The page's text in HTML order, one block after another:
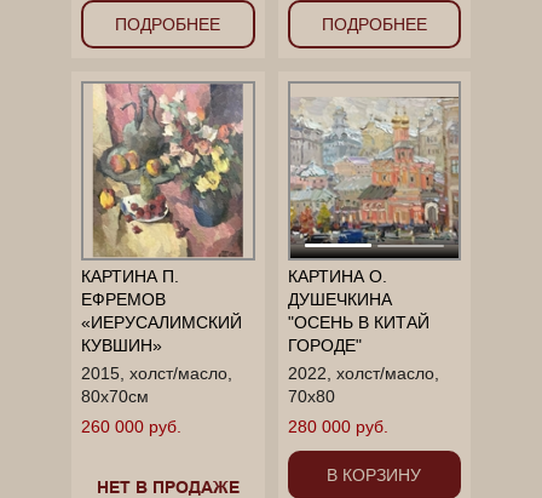
ПОДРОБНЕЕ ПОДРОБНЕЕ
КАРТИНА П.
ЕФРЕМОВ
«ИЕРУСАЛИМСКИЙ
КУВШИН»
2015, холст/масло,
80x70см
260 000 руб.
НЕТ В ПРОДАЖЕ
КАРТИНА О.
ДУШЕЧКИНА
"ОСЕНЬ В КИТАЙ
ГОРОДЕ"
2022, холст/масло,
70х80
280 000 руб.
В КОРЗИНУ